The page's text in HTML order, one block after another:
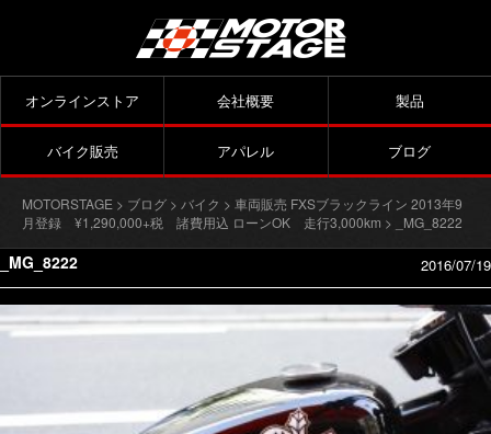
オンラインストア 会社概要 製品
バイク販売 アパレル ブログ
MOTORSTAGE > ブログ > バイク > 車両販売 FXSブラックライン 2013年9
月登録 ¥1,290,000+税 諸費用込 ローンOK 走行3,000km > _MG_8222
_MG_8222 2016/07/19